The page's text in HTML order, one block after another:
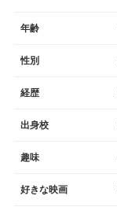
年齢
性別
経歴
出身校
趣味
好きな映画